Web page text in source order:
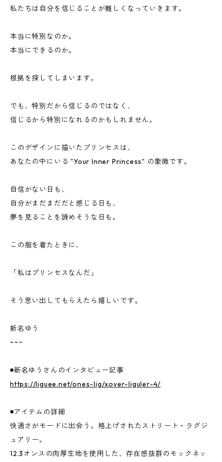
私たちは自分を信じることが難しくなっていきます。
本当に特別なのか。
本当にできるのか。
根拠を探してしまいます。
でも、特別だから信じるのではなく、
信じるから特別になれるのかもしれません。
このデザインに描いたプリンセスは、
あなたの中にいる "Your Inner Princess" の象徴です。
自信がない日も、
自分がまだまだだと感じる日も、
夢を見ることを諦めそうな日も。
この服を着たときに、
「私はプリンセスなんだ」
そう思い出してもらえたら嬉しいです。
新名ゆう
~~~
◾️新名ゆうさんのインタビュー記事
https://liguee.net/ones-lig/xover-liguler-4/
◾️アイテムの詳細
快適さがモードに出会う。格上げされたストリート・ラグジ
ュアリー。
12.3オンスの肉厚生地を使用した、存在感抜群のモックネッ